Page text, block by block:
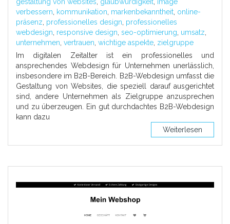
verbessern
kommunikation markenbekanntheit online-
präsenz professionelles design professionelles
webdesign responsive design seo-optimierung umsatz
unternehmen vertrauen wichtige aspekte zielgruppe
Im digitalen Zeitalter ist ein professionelles und
ansprechendes Webdesign für Unternehmen unerlässlich,
insbesondere im B2B-Bereich. B2B-Webdesign umfasst die
Gestaltung von Websites, die speziell darauf ausgerichtet
sind, andere Unternehmen als Zielgruppe anzusprechen
und zu überzeugen. Ein gut durchdachtes B2B-Webdesign
kann dazu
Weiterlesen